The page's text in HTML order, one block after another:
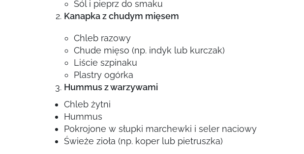
Sól i pieprz do smaku
Kanapka z chudym mięsem
Chleb razowy
Chude mięso (np. indyk lub kurczak)
Liście szpinaku
Plastry ogórka
Hummus z warzywami
Chleb żytni
Hummus
Pokrojone w słupki marchewki i seler naciowy
Świeże zioła (np. koper lub pietruszka)